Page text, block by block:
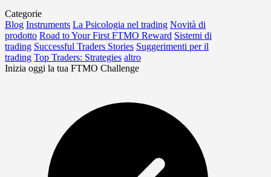
Categorie
Blog Instruments La Psicologia nel trading Novità di
prodotto Road to Your First FTMO Reward Sistemi di
trading Successful Traders Stories Suggerimenti per il
trading Top Traders: Strategies altro
Inizia oggi la tua FTMO Challenge